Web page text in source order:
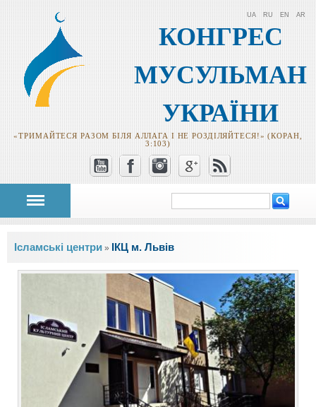
КОНГРЕС
МУСУЛЬМАН
УКРАЇНИ
«ТРИМАЙТЕСЯ РАЗОМ БІЛЯ АЛЛАГА І НЕ РОЗДІЛЯЙТЕСЯ!» (КОРАН,
3:103)
UA RU EN AR
Пошукова
Ви є тут
Ісламські центри » ІКЦ м. Львів